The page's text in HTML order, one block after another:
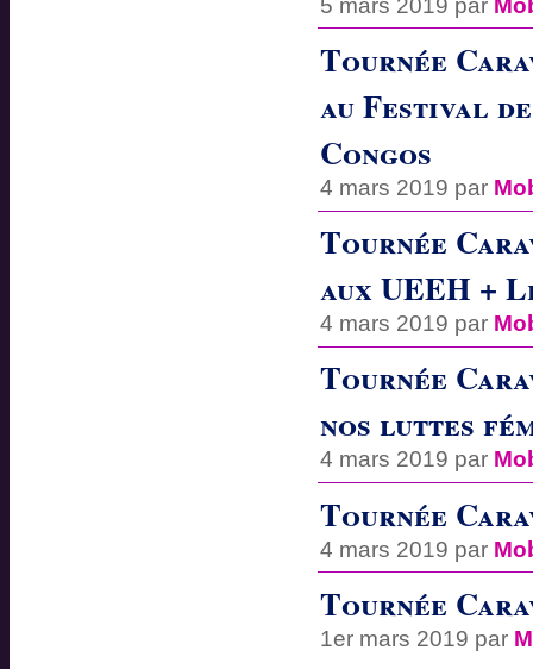
Tournée
au Festival
Congos
4 mars 2019 par
Tournée
aux UEEH +
4 mars 2019 par
Tournée
nos luttes
4 mars 2019 par
Tournée
4 mars 2019 par
Tournée
1er mars 2019 par